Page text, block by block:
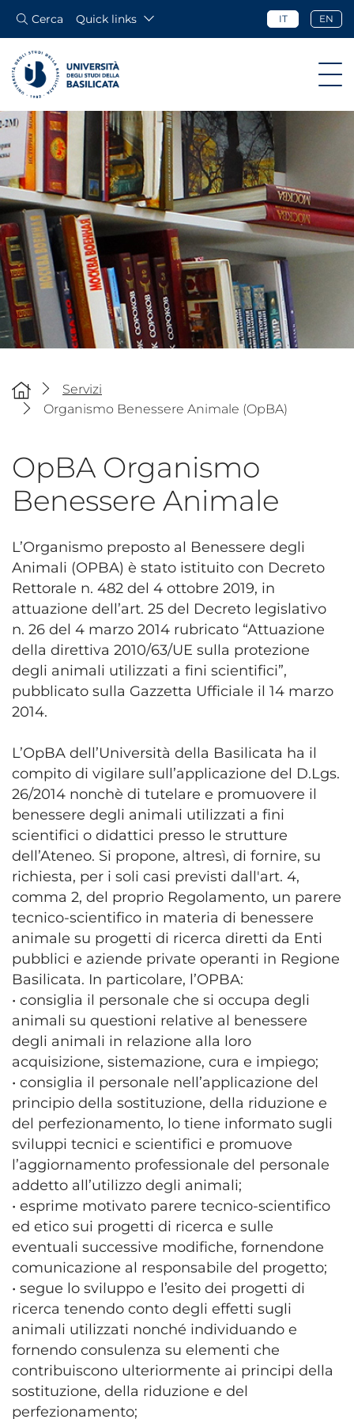
Cerca Quick links IT EN
Servizi
Organismo Benessere Animale (OpBA)
OpBA Organismo
Benessere Animale
L’Organismo preposto al Benessere degli
Animali (OPBA) è stato istituito con Decreto
Rettorale n. 482 del 4 ottobre 2019, in
attuazione dell’art. 25 del Decreto legislativo
n. 26 del 4 marzo 2014 rubricato “Attuazione
della direttiva 2010/63/UE sulla protezione
degli animali utilizzati a fini scientifici”,
pubblicato sulla Gazzetta Ufficiale il 14 marzo
2014.
L’OpBA dell’Università della Basilicata ha il
compito di vigilare sull’applicazione del D.Lgs.
26/2014 nonchè di tutelare e promuovere il
benessere degli animali utilizzati a fini
scientifici o didattici presso le strutture
dell’Ateneo. Si propone, altresì, di fornire, su
richiesta, per i soli casi previsti dall'art. 4,
comma 2, del proprio Regolamento, un parere
tecnico-scientifico in materia di benessere
animale su progetti di ricerca diretti da Enti
pubblici e aziende private operanti in Regione
Basilicata. In particolare, l’OPBA:
• consiglia il personale che si occupa degli
animali su questioni relative al benessere
degli animali in relazione alla loro
acquisizione, sistemazione, cura e impiego;
• consiglia il personale nell’applicazione del
principio della sostituzione, della riduzione e
del perfezionamento, lo tiene informato sugli
sviluppi tecnici e scientifici e promuove
l’aggiornamento professionale del personale
addetto all’utilizzo degli animali;
• esprime motivato parere tecnico-scientifico
ed etico sui progetti di ricerca e sulle
eventuali successive modifiche, fornendone
comunicazione al responsabile del progetto;
• segue lo sviluppo e l’esito dei progetti di
ricerca tenendo conto degli effetti sugli
animali utilizzati nonché individuando e
fornendo consulenza su elementi che
contribuiscono ulteriormente ai principi della
sostituzione, della riduzione e del
perfezionamento;